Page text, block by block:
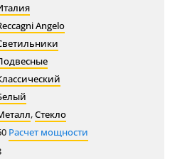
Angelo
,Стекло
Расчет мощности